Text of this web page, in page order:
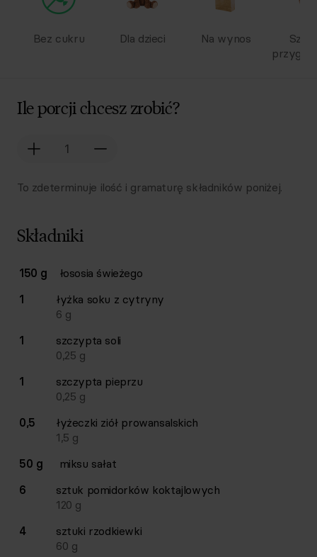
Bez cukru Dla dzieci Na wynos
Ile porcji chcesz zrobić?
To zdeterminuje ilość i gramaturę składników poniżej.
Składniki
Lista składników przepisu z ilościami i wagami
Ilość Składnik
150 g
łososia świeżego
1
łyżka soku z cytryny
6 g
1
szczypta soli
0,25 g
1
szczypta pieprzu
0,25 g
0,5
łyżeczki ziół prowansalskich
1,5 g
50 g
miksu sałat
6
sztuk pomidorków koktajlowych
120 g
4
sztuki rzodkiewki
60 g